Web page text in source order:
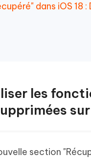
dans iOS
les
section